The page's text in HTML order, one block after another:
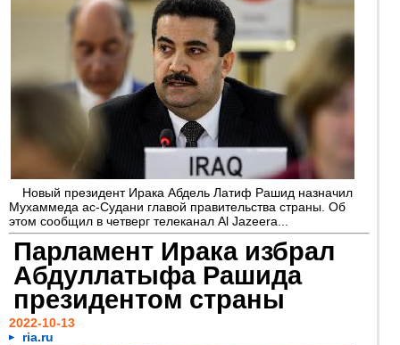
Новый президент Ирака Абдель Латиф Рашид назначил
Мухаммеда ас-Судани главой правительства страны. Об
этом сообщил в четверг телеканал Al Jazeera...
Парламент Ирака избрал
Абдуллатыфа Рашида
президентом страны
2022-10-13
ria.ru